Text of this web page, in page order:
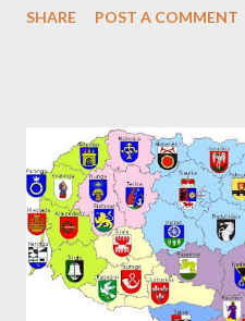
(galia 2460 kW) reikmėms.
SHARE POST A COMMENT